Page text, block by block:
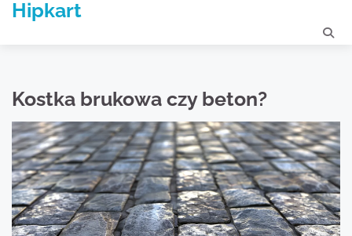
SkipHipkart
Kostka brukowa czy beton?